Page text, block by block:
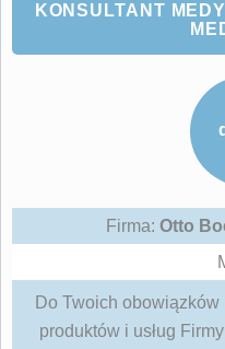
KONSULTANT
Firma: Otto
Do Twoich
produktów i usług